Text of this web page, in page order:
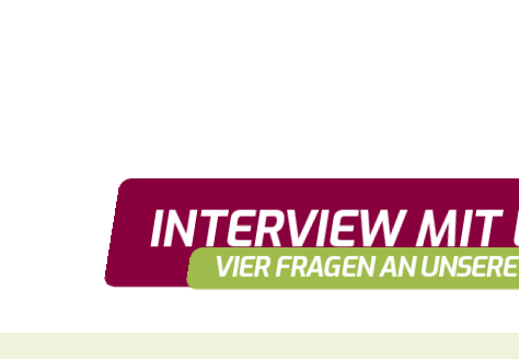
INTERVIEW MIT
VIER FRAGEN AN